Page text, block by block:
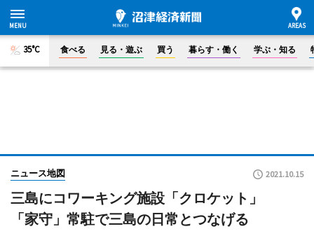
35°C 食べる 見る・遊ぶ 買う 暮らす・働く 学ぶ・知る
ニュース地図 2021.10.15
三島にコワーキング施設「クロケット」
「家守」常駐で三島の日常とつなげる